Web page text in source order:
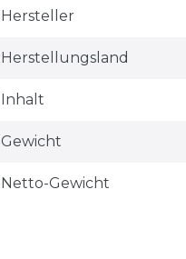
Hersteller
Herstellungsland
Inhalt
Gewicht
Netto-Gewicht